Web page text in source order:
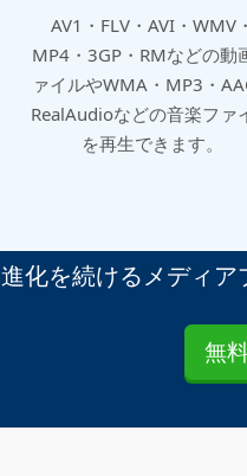
AV1・FLV・AVI・WMV
MP4・3GP・RMなどの動
ァイルやWMA・MP3・
RealAudioなどの音楽ファ
を再生できます。
進化を続けるメディ
無